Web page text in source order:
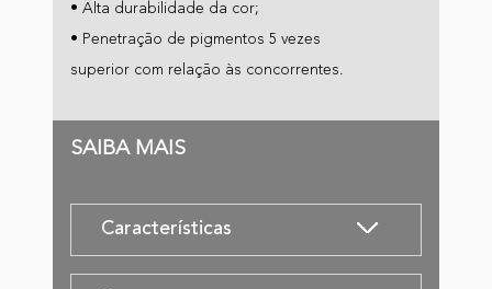
• Alta durabilidade da cor;
• Penetração de pigmentos 5 vezes
superior com relação às concorrentes.
SAIBA MAIS
Características